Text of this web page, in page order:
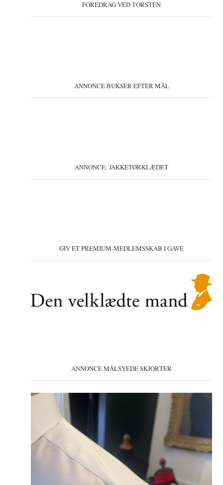
FOREDRAG VED TORSTEN
ANNONCE BUKSER EFTER MÅL
ANNONCE: JAKKETØRKLÆDET
GIV ET PREMIUM-MEDLEMSSKAB I GAVE
ANNONCE MÅLSYEDE SKJORTER